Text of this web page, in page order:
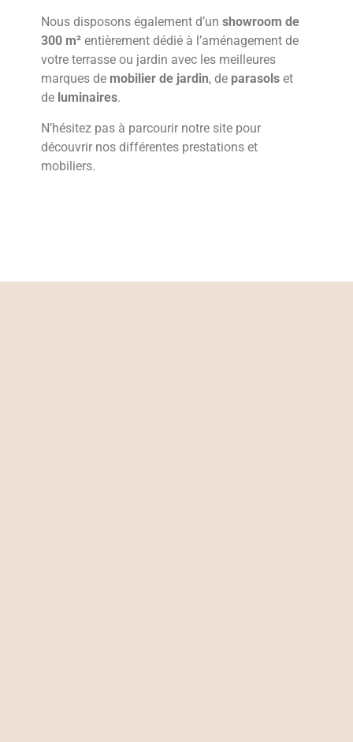
Nous disposons également d’un showroom de
300 m² entièrement dédié à l’aménagement de
votre terrasse ou jardin avec les meilleures
marques de mobilier de jardin, de parasols et
de luminaires.
N’hésitez pas à parcourir notre site pour
découvrir nos différentes prestations et
mobiliers.